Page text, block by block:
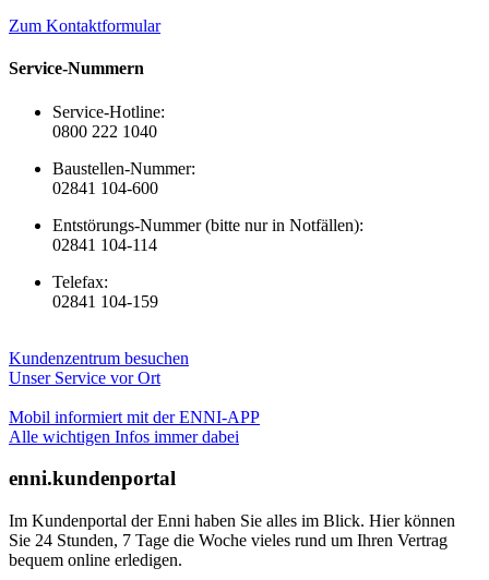
Zum Kontaktformular
Service-Nummern
Service-Hotline:
0800 222 1040
Baustellen-Nummer:
02841 104-600
Entstörungs-Nummer (bitte nur in Notfällen):
02841 104-114
Telefax:
02841 104-159
Kundenzentrum besuchen
Unser Service vor Ort
Mobil informiert mit der ENNI-APP
Alle wichtigen Infos immer dabei
enni.kundenportal
Im Kundenportal der Enni haben Sie alles im Blick. Hier können
Sie 24 Stunden, 7 Tage die Woche vieles rund um Ihren Vertrag
bequem online erledigen.